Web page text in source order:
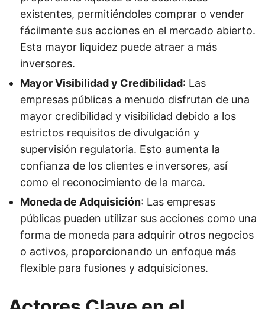
existentes, permitiéndoles comprar o vender
fácilmente sus acciones en el mercado abierto.
Esta mayor liquidez puede atraer a más
inversores.
Mayor Visibilidad y Credibilidad: Las
empresas públicas a menudo disfrutan de una
mayor credibilidad y visibilidad debido a los
estrictos requisitos de divulgación y
supervisión regulatoria. Esto aumenta la
confianza de los clientes e inversores, así
como el reconocimiento de la marca.
Moneda de Adquisición: Las empresas
públicas pueden utilizar sus acciones como una
forma de moneda para adquirir otros negocios
o activos, proporcionando un enfoque más
flexible para fusiones y adquisiciones.